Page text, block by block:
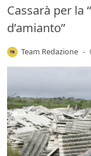
Cassarà per la
d’amianto”
Team Redazione -